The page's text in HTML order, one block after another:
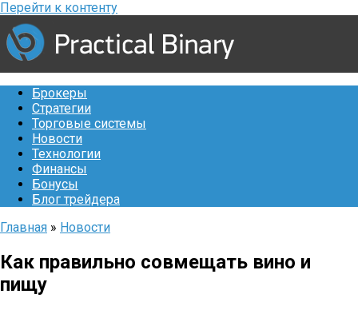
Перейти к контенту
Брокеры
Стратегии
Торговые системы
Новости
Технологии
Финансы
Бонусы
Блог трейдера
Главная » Новости
Как правильно совмещать вино и
пищу